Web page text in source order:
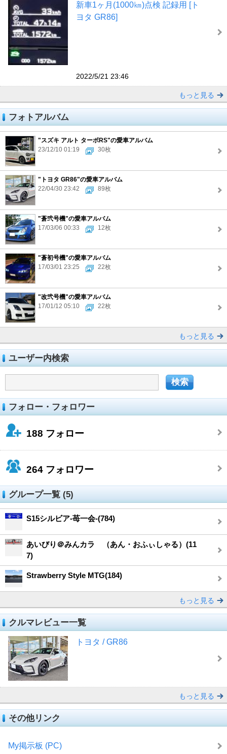
新車1ヶ月(1000㎞)点検 記録用 [ト
ヨタ GR86]
2022/5/21 23:46
もっと見る
フォトアルバム
"スズキ アルト ターボRS"の愛車アルバム
23/12/10 01:19
30枚
"トヨタ GR86"の愛車アルバム
22/04/30 23:42
89枚
"蒼弐号機"の愛車アルバム
17/03/06 00:33
12枚
"蒼初号機"の愛車アルバム
17/03/01 23:25
22枚
"改弐号機"の愛車アルバム
17/01/12 05:10
22枚
もっと見る
ユーザー内検索
フォロー・フォロワー
188 フォロー
264 フォロワー
グループ一覧 (5)
S15シルビア-苺一会-(784)
あいびり＠みんカラ （あん・おふぃしゃる）(11
7)
Strawberry Style MTG(184)
もっと見る
クルマレビュー一覧
トヨタ / GR86
もっと見る
その他リンク
My掲示板 (PC)